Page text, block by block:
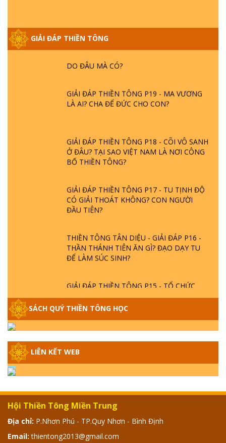
GIẢI ĐÁP THIỀN TÔNGGIẢI ĐÁP THIỀN TÔNG ĐẶC BIỆT PHẦN 20
- BÁC NGUYỄN NHÂN LÀ AI? PHIỀN NÃO
DO ĐÂU MÀ CÓ?
GIẢI ĐÁP THIỀN TÔNG P19 - MA VƯƠNG
LÀ AI? CHA ĐỂ ĐỨC CHO CON?
GIẢI ĐÁP THIỀN TÔNG P18 - CÕI VÔ SANH
Ở ĐÂU? TẠI SAO VIỆT NAM LÀ NƠI CÔNG
BỐ THIỀN TÔNG?
GIẢI ĐÁP THIỀN TÔNG P17 - TU TỊNH ĐỘ
CÓ GIẢI THOÁT KHÔNG? CON NGƯỜI
ĐẦU TIÊN?
THIỀN TÔNG TÂN DIỆU - GIẢI ĐÁP P16 -
THẦN THÁNH TIÊN ĂN GÌ? ĐẠO DẠY TU
ĐỂ LÀM SÚC SINH?
GIẢI ĐÁP THIỀN TÔNG P15 - TỔ CHỨC
LOÀI CÔ HỒN - GIÁO LÝ ĐẠO PHẬT KHI
NÀO XUẤT BẢN
GIẢI ĐÁP THIỀN TÔNG ĐẶC BIỆT - P14 -
TẦNG BÌNH LƯU LỚN ĐẾN ĐÂU
GIẢI ĐÁP THIỀN TÔNG ĐẶC BIỆT - P13 -
KHÔNG? XÁ LỢI PHẬT THẬT - GIẢ | TTTD
GIẢI ĐÁP THIỀN TÔNG ĐẶC BIỆT - P12 -
SỰ THẬT VỀ ĐẠI HỒNG THỦY? TRỜI ĐÁNH
SÁCH QUÝ THIỀN TÔNG HỌC
LIÊN KẾT WEB
Hội Thiền Tông Miền Trung
Địa chỉ: P.Nhơn Phú - TP.Quy Nhơn - Bình Định
Email: thientong2013@gmail.com